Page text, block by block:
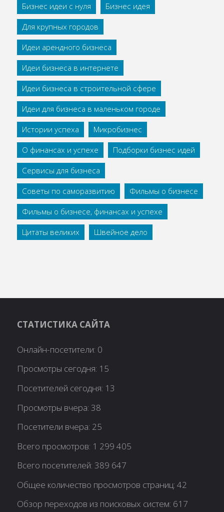
Бизнес идеи с нуля
Бизнес идея
Для крупных городов
Идеи арендного бизнеса
Идеи бизнеса в интернете
Идеи бизнеса в строительной сфере
Идеи для бизнеса в маленьком городе
Истории успеха
Микробизнес
О финансах и успехе
Подборки бизнес идей
Сервисы для бизнеса
Советы по саморазвитию
Фильмы о бизнесе
Фильмы о бизнесе, финансах и успехе
Цитаты великих
Швейное дело
СТАТИСТИКА САЙТА
Онлайн-посетители: 0
Просмотры сегодня: 15
Посетителей сегодня: 13
Просмотры вчера:38
Посетители вчера: 25
Всего просмотров: 1 299 405
Всего посетителей:389 647
Общее количество просмотров страниц:42
Обзор переходов из поисковых систем: 617